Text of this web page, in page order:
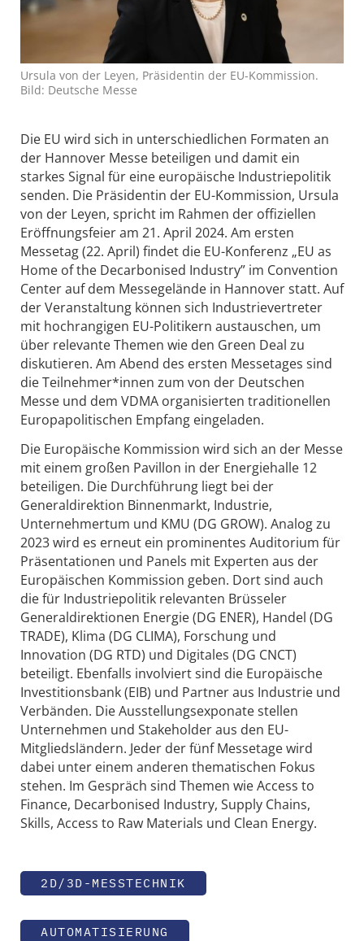
Ursula von der Leyen, Präsidentin der EU-Kommission.
Bild: Deutsche Messe
Die EU wird sich in unterschiedlichen Formaten an
der Hannover Messe beteiligen und damit ein
starkes Signal für eine europäische Industriepolitik
senden. Die Präsidentin der EU-Kommission, Ursula
von der Leyen, spricht im Rahmen der offiziellen
Eröffnungsfeier am 21. April 2024. Am ersten
Messetag (22. April) findet die EU-Konferenz „EU as
Home of the Decarbonised Industry” im Convention
Center auf dem Messegelände in Hannover statt. Auf
der Veranstaltung können sich Industrievertreter
mit hochrangigen EU-Politikern austauschen, um
über relevante Themen wie den Green Deal zu
diskutieren. Am Abend des ersten Messetages sind
die Teilnehmer*innen zum von der Deutschen
Messe und dem VDMA organisierten traditionellen
Europapolitischen Empfang eingeladen.
Die Europäische Kommission wird sich an der Messe
mit einem großen Pavillon in der Energiehalle 12
beteiligen. Die Durchführung liegt bei der
Generaldirektion Binnenmarkt, Industrie,
Unternehmertum und KMU (DG GROW). Analog zu
2023 wird es erneut ein prominentes Auditorium für
Präsentationen und Panels mit Experten aus der
Europäischen Kommission geben. Dort sind auch
die für Industriepolitik relevanten Brüsseler
Generaldirektionen Energie (DG ENER), Handel (DG
TRADE), Klima (DG CLIMA), Forschung und
Innovation (DG RTD) und Digitales (DG CNCT)
beteiligt. Ebenfalls involviert sind die Europäische
Investitionsbank (EIB) und Partner aus Industrie und
Verbänden. Die Ausstellungsexponate stellen
Unternehmen und Stakeholder aus den EU-
Mitgliedsländern. Jeder der fünf Messetage wird
dabei unter einem anderen thematischen Fokus
stehen. Im Gespräch sind Themen wie Access to
Finance, Decarbonised Industry, Supply Chains,
Skills, Access to Raw Materials und Clean Energy.
2D/3D-MESSTECHNIK
AUTOMATISIERUNG